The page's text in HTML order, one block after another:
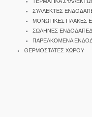
ΣΥΛΛΕΚΤΕΣ
ΜΟΝΩΤΙΚΕΣ ΠΛΑΚΕΣ
ΣΩΛΗΝΕΣ
ΠΑΡΕΛΚΟΜΕΝΑ
ΘΕΡΜΟΣΤΑΤΕΣ ΧΩΡΟΥ